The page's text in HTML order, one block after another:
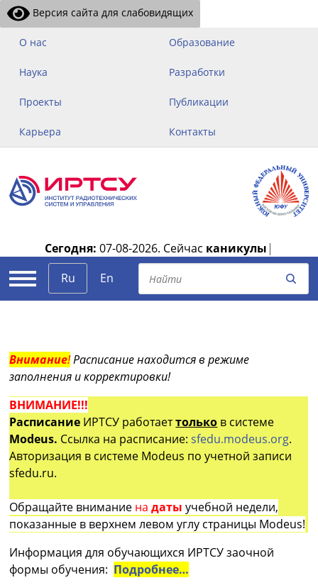
Версия сайта для слабовидящих
О нас Образование
Наука Разработки
Проекты Публикации
Карьера Контакты
Сегодня: 07-08-2026. Сейчас каникулы |
Ru
En
Внимание!Расписание находится в режиме
заполнения и корректировки!
ВНИМАНИЕ!!!
Расписание ИРТСУ работаеттолько в системе
Modeus. Ссылка на расписание:sfedu.modeus.org.
Авторизация в системе Modeus по учетной записи
sfedu.ru.
Обращайте внимание на датыучебной недели,
показанные в верхнем левом углу страницы Modeus!
Информация для обучающихся ИРТСУ заочной
формы обучения: Подробнее…